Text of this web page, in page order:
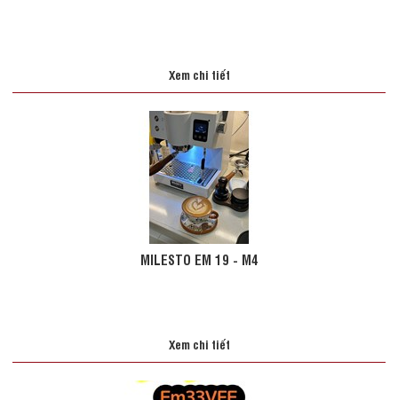
Xem chi tiết
MILESTO EM 19 - M4
Xem chi tiết